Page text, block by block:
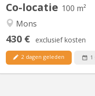
Co-locatie 100 m²
Mons
430 € exclusief kosten
2 dagen geleden 1